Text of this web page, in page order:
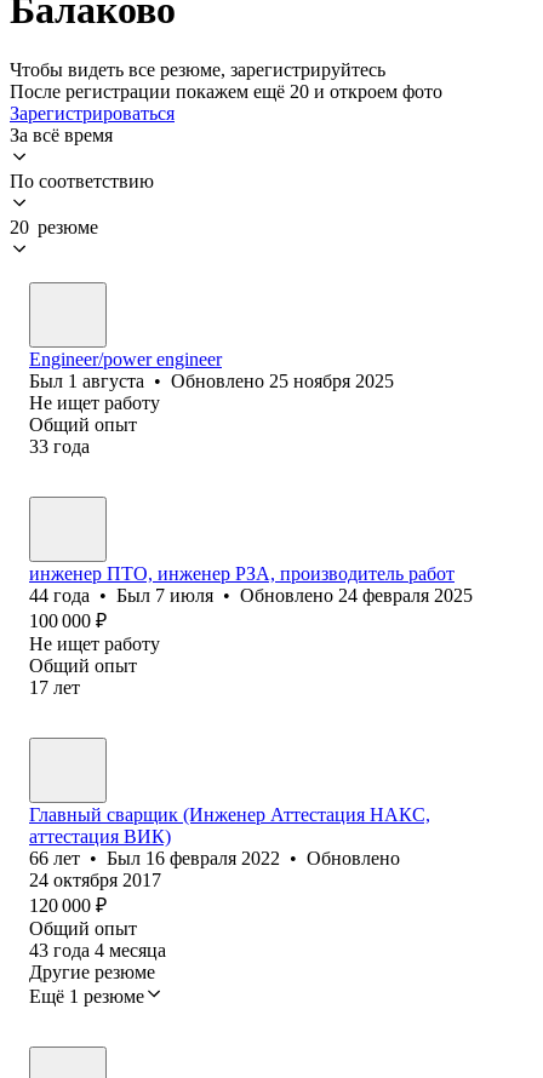
Балаково
Чтобы видеть все резюме, зарегистрируйтесь
После регистрации покажем ещё 20 и откроем фото
Зарегистрироваться
За всё время
По соответствию
20 резюме
Engineer/power engineer
Был 1 августа • Обновлено 25 ноября 2025
Не ищет работу
Общий опыт
33 года
инженер ПТО, инженер РЗА, производитель работ
44 года • Был 7 июля • Обновлено 24 февраля 2025
100 000 ₽
Не ищет работу
Общий опыт
17 лет
Главный сварщик (Инженер Аттестация НАКС,
аттестация ВИК)
66 лет • Был 16 февраля 2022 • Обновлено
24 октября 2017
120 000 ₽
Общий опыт
43 года 4 месяца
Другие резюме
Ещё 1 резюме